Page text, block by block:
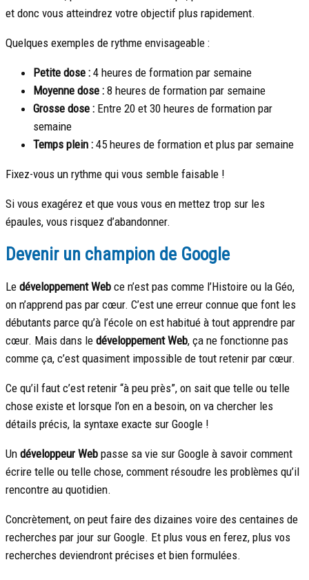
et donc vous atteindrez votre objectif plus rapidement.
Quelques exemples de rythme envisageable :
Petite dose : 4 heures de formation par semaine
Moyenne dose : 8 heures de formation par semaine
Grosse dose : Entre 20 et 30 heures de formation par
semaine
Temps plein : 45 heures de formation et plus par semaine
Fixez-vous un rythme qui vous semble faisable !
Si vous exagérez et que vous vous en mettez trop sur les
épaules, vous risquez d’abandonner.
Devenir un champion de Google
Le développement Web ce n’est pas comme l’Histoire ou la Géo,
on n’apprend pas par cœur. C’est une erreur connue que font les
débutants parce qu’à l’école on est habitué à tout apprendre par
cœur. Mais dans le développement Web, ça ne fonctionne pas
comme ça, c’est quasiment impossible de tout retenir par cœur.
Ce qu’il faut c’est retenir “à peu près”, on sait que telle ou telle
chose existe et lorsque l’on en a besoin, on va chercher les
détails précis, la syntaxe exacte sur Google !
Un développeur Web passe sa vie sur Google à savoir comment
écrire telle ou telle chose, comment résoudre les problèmes qu’il
rencontre au quotidien.
Concrètement, on peut faire des dizaines voire des centaines de
recherches par jour sur Google. Et plus vous en ferez, plus vos
recherches deviendront précises et bien formulées.